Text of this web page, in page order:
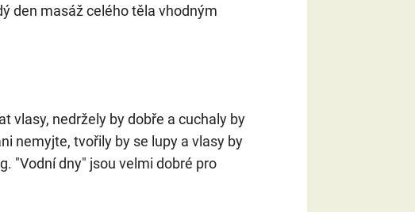
den masáž celého těla vhodným
vlasy, nedržely by dobře a cuchaly by
nemyjte, tvořily by se lupy a vlasy by
"Vodní dny" jsou velmi dobré pro